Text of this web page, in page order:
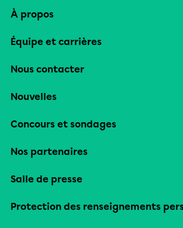
À propos
Équipe et carrières
Nous contacter
Nouvelles
Concours et sondages
Nos partenaires
Salle de presse
Protection des renseignements